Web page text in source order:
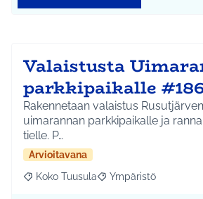
Valaistusta
parkkipaikalle
Rakennetaan valaistus
uimarannan parkkipaikalle ja
tielle. P…
Arvioitavana
Rajaa tulokset aihepiirin mukaan: Koko
Koko Tuusula Rajaa tulokset teeman
Ympäristö